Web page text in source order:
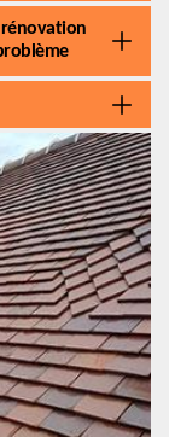
rénovation